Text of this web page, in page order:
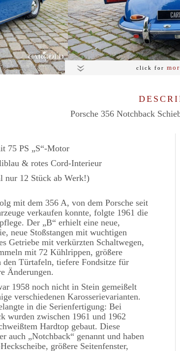
click for
Porsche 356 Notchback
75 PS „S“-Motor
& rotes Cord-Interieur
nur 12 Stück ab Werk!)
mit dem 356 A, von dem Porsche seit
verkaufen konnte, folgte 1961 die
Der „B“ erhielt eine neue,
neue Stoßstangen mit wuchtigen
Getriebe mit verkürzten Schaltwegen,
mit 72 Kühlrippen, größere
den Türtafeln, tiefere Fondsitze für
Änderungen.
1958 noch nicht in Stein gemeißelt
verschiedenen Karosserievarianten.
in die Serienfertigung: Bei
wurden zwischen 1961 und 1962
Hardtop gebaut. Diese
auch „Notchback“ genannt und haben
größere Seitenfenster,